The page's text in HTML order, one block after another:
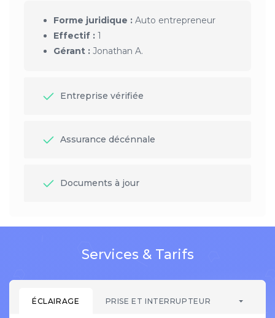
Forme juridique : Auto entrepreneur
Effectif : 1
Gérant : Jonathan A.
Entreprise vérifiée
Assurance décénnale
Documents à jour
Services & Tarifs
ÉCLAIRAGE PRISE ET INTERRUPTEUR